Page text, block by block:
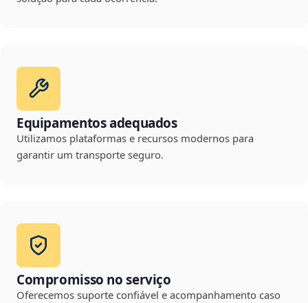
Equipamentos adequados
Utilizamos plataformas e recursos modernos para
garantir um transporte seguro.
Compromisso no serviço
Oferecemos suporte confiável e acompanhamento caso